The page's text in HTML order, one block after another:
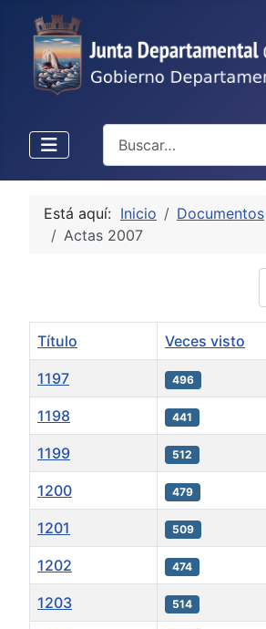
Está aquí: Inicio Documentos
Actas 2007
Título Veces visto
1197 496
1198 441
1199 512
1200 479
1201 509
1202 474
1203 514